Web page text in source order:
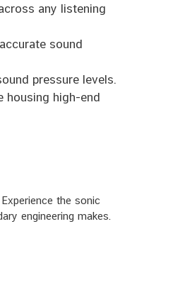
any listening
sound
pressure levels.
housing high-end
the sonic
engineering makes.